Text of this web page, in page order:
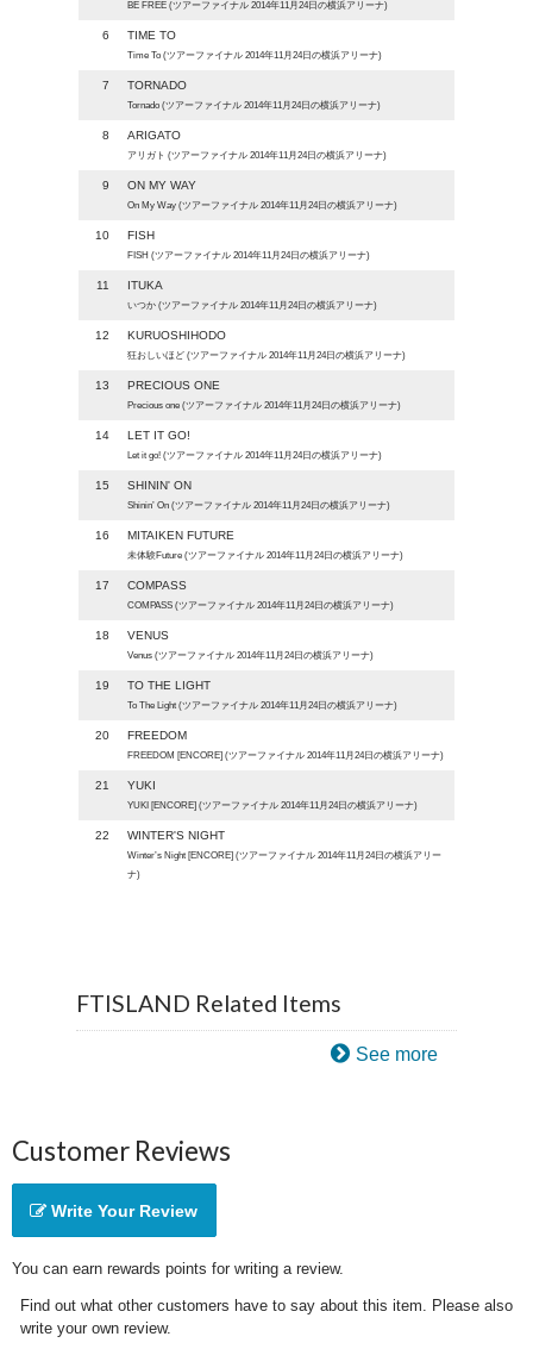
BE FREE (ツアーファイナル 2014年11月24日の横浜アリーナ)
6 TIME TO
Time To (ツアーファイナル 2014年11月24日の横浜アリーナ)
7 TORNADO
Tornado (ツアーファイナル 2014年11月24日の横浜アリーナ)
8 ARIGATO
アリガト (ツアーファイナル 2014年11月24日の横浜アリーナ)
9 ON MY WAY
On My Way (ツアーファイナル 2014年11月24日の横浜アリーナ)
10 FISH
FISH (ツアーファイナル 2014年11月24日の横浜アリーナ)
11 ITUKA
いつか (ツアーファイナル 2014年11月24日の横浜アリーナ)
12 KURUOSHIHODO
狂おしいほど (ツアーファイナル 2014年11月24日の横浜アリーナ)
13 PRECIOUS ONE
Precious one (ツアーファイナル 2014年11月24日の横浜アリーナ)
14 LET IT GO!
Let it go! (ツアーファイナル 2014年11月24日の横浜アリーナ)
15 SHININ' ON
Shinin’ On (ツアーファイナル 2014年11月24日の横浜アリーナ)
16 MITAIKEN FUTURE
未体験Future (ツアーファイナル 2014年11月24日の横浜アリーナ)
17 COMPASS
COMPASS (ツアーファイナル 2014年11月24日の横浜アリーナ)
18 VENUS
Venus (ツアーファイナル 2014年11月24日の横浜アリーナ)
19 TO THE LIGHT
To The Light (ツアーファイナル 2014年11月24日の横浜アリーナ)
20 FREEDOM
FREEDOM [ENCORE] (ツアーファイナル 2014年11月24日の横浜アリーナ)
21 YUKI
YUKI [ENCORE] (ツアーファイナル 2014年11月24日の横浜アリーナ)
22 WINTER'S NIGHT
Winter’s Night [ENCORE] (ツアーファイナル 2014年11月24日の横浜アリー
ナ)
FTISLAND Related Items
See more
Customer Reviews
Write Your Review
You can earn rewards points for writing a review.
Find out what other customers have to say about this item. Please also
write your own review.